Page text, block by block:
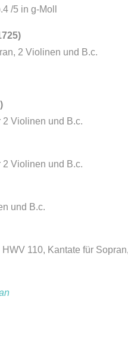
/5 in g-Moll
2 Violinen und B.c.
Violinen und B.c.
2 Violinen und B.c.
und B.c.
110, Kantate für